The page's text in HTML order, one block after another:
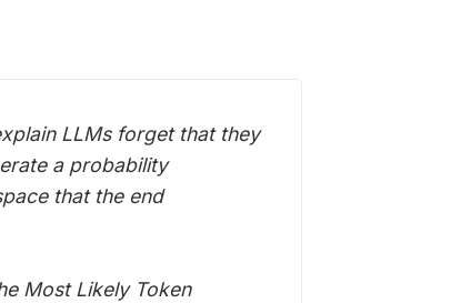
LLMs forget that they
a probability
that the end
Most Likely Token